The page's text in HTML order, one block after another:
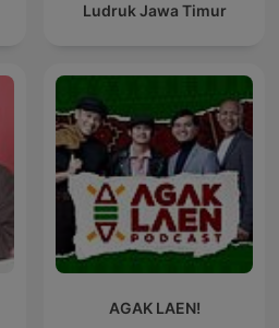
Ludruk Jawa Timur
AGAK LAEN!